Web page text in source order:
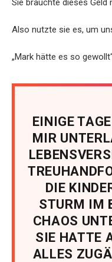
Sie brauchte dieses Geld
Also nutzte sie es, um
„Mark hätte es so
EINIGE
MIR
DIE
STURM IM
CHAOS
SIE HATTE
ALLES